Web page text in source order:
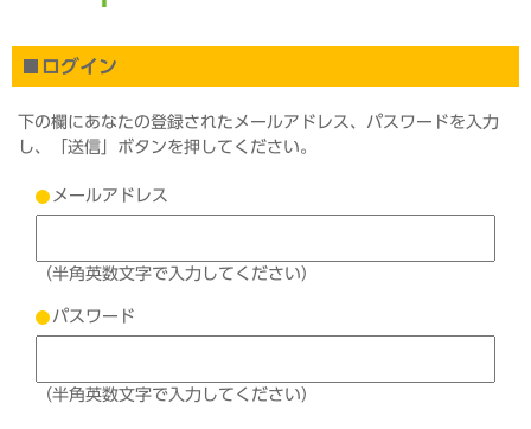
ログイン
下の欄にあなたの登録されたメールアドレス、パスワードを入力
し、「送信」ボタンを押してください。
メールアドレス
（半角英数文字で入力してください）
パスワード
（半角英数文字で入力してください）